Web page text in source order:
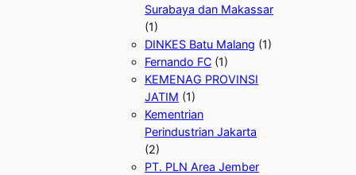
Surabaya dan Makassar
(1)
DINKES Batu Malang (1)
Fernando FC (1)
KEMENAG PROVINSI
JATIM (1)
Kementrian
Perindustrian Jakarta
(2)
PT. PLN Area Jember